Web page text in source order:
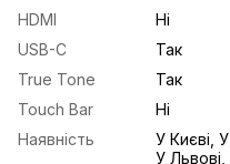
HDMI
Ні
USB-С
Так
True Tone
Так
Touch Bar
Ні
Наявність
У Києві,
У